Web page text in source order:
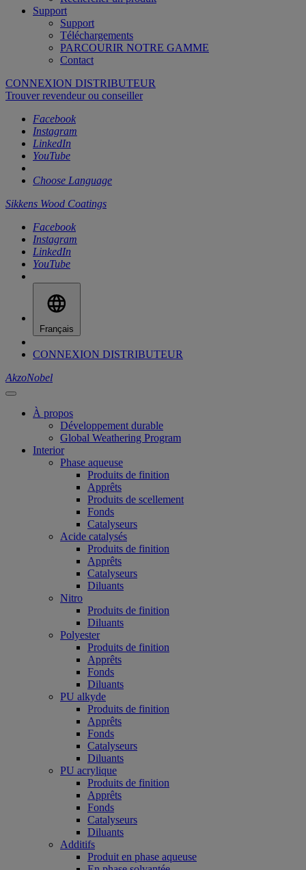
Support
Support
Téléchargements
PARCOURIR NOTRE GAMME
Contact
CONNEXION DISTRIBUTEUR
Trouver revendeur ou conseiller
Facebook
Instagram
LinkedIn
YouTube
Choose Language
Sikkens Wood Coatings
Facebook
Instagram
LinkedIn
YouTube
Français
CONNEXION DISTRIBUTEUR
AkzoNobel
À propos
Développement durable
Global Weathering Program
Interior
Phase aqueuse
Produits de finition
Apprêts
Produits de scellement
Fonds
Catalyseurs
Acide catalysés
Produits de finition
Apprêts
Catalyseurs
Diluants
Nitro
Produits de finition
Diluants
Polyester
Produits de finition
Apprêts
Fonds
Diluants
PU alkyde
Produits de finition
Apprêts
Fonds
Catalyseurs
Diluants
PU acrylique
Produits de finition
Apprêts
Fonds
Catalyseurs
Diluants
Additifs
Produit en phase aqueuse